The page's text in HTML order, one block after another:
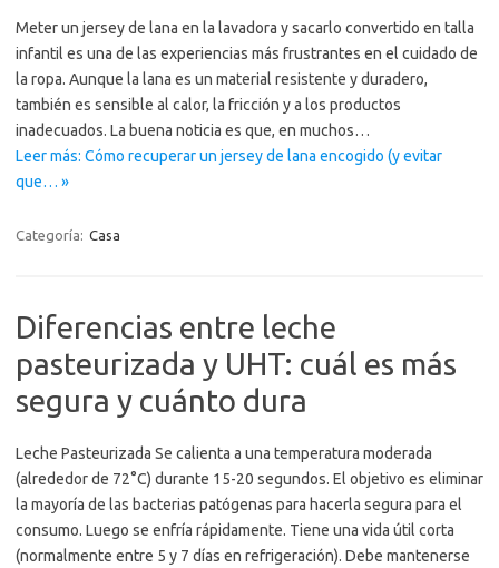
Meter un jersey de lana en la lavadora y sacarlo convertido en talla
infantil es una de las experiencias más frustrantes en el cuidado de
la ropa. Aunque la lana es un material resistente y duradero,
también es sensible al calor, la fricción y a los productos
inadecuados. La buena noticia es que, en muchos…
Leer más: Cómo recuperar un jersey de lana encogido (y evitar
que… »
Categoría: Casa
Diferencias entre leche
pasteurizada y UHT: cuál es más
segura y cuánto dura
Leche Pasteurizada Se calienta a una temperatura moderada
(alrededor de 72°C) durante 15-20 segundos. El objetivo es eliminar
la mayoría de las bacterias patógenas para hacerla segura para el
consumo. Luego se enfría rápidamente. Tiene una vida útil corta
(normalmente entre 5 y 7 días en refrigeración). Debe mantenerse